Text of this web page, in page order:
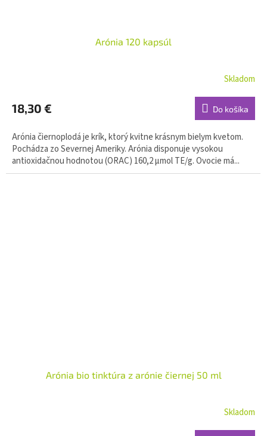
Arónia 120 kapsúl
Skladom
18,30 € Do košíka
Arónia čiernoplodá je krík, ktorý kvitne krásnym bielym kvetom.
Pochádza zo Severnej Ameriky. Arónia disponuje vysokou
antioxidačnou hodnotou (ORAC) 160,2 μmol TE/g. Ovocie má...
Arónia bio tinktúra z arónie čiernej 50 ml
Skladom